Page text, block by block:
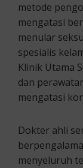
metode
mengatasi
menular
spesialis
Klinik Utama
dan
mengatasi
Dokter ahli
menyeluruh